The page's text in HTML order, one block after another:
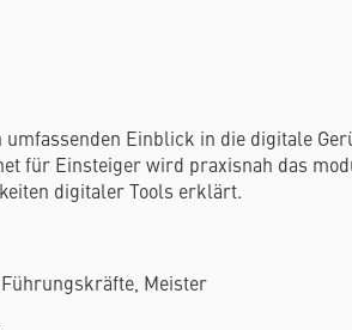
Einblick in die digitale
für Einsteiger wird praxisnah das
digitaler Tools erklärt.
Meister